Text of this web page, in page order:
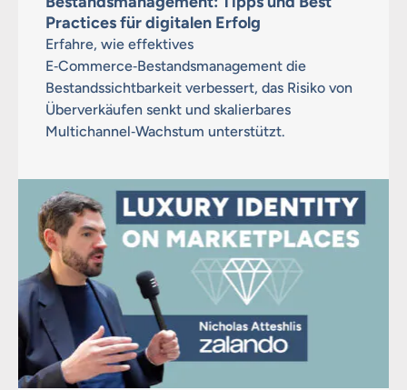
Practices für digitalen Erfolg
Erfahre, wie effektives
E‑Commerce‑Bestandsmanagement die
Bestandssichtbarkeit verbessert, das Risiko von
Überverkäufen senkt und skalierbares
Multichannel‑Wachstum unterstützt.